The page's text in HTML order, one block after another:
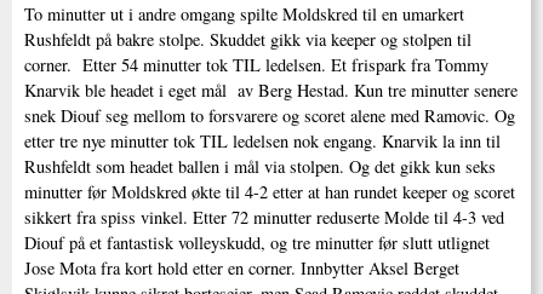
To minutter ut i andre omgang spilte Moldskred til en umarkert
Rushfeldt på bakre stolpe. Skuddet gikk via keeper og stolpen til
corner. Etter 54 minutter tok TIL ledelsen. Et frispark fra Tommy
Knarvik ble headet i eget mål av Berg Hestad. Kun tre minutter senere
snek Diouf seg mellom to forsvarere og scoret alene med Ramovic. Og
etter tre nye minutter tok TIL ledelsen nok engang. Knarvik la inn til
Rushfeldt som headet ballen i mål via stolpen. Og det gikk kun seks
minutter før Moldskred økte til 4-2 etter at han rundet keeper og scoret
sikkert fra spiss vinkel. Etter 72 minutter reduserte Molde til 4-3 ved
Diouf på et fantastisk volleyskudd, og tre minutter før slutt utlignet
Jose Mota fra kort hold etter en corner. Innbytter Aksel Berget